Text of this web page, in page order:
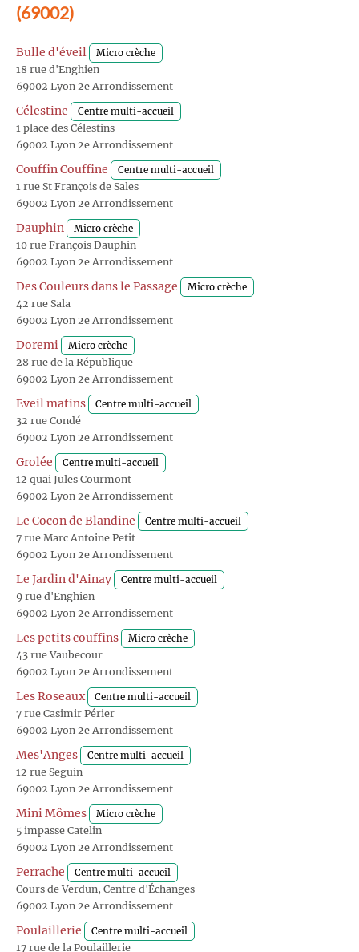
(69002)
Bulle d'éveil Micro crèche
18 rue d'Enghien
69002 Lyon 2e Arrondissement
Célestine Centre multi-accueil
1 place des Célestins
69002 Lyon 2e Arrondissement
Couffin Couffine Centre multi-accueil
1 rue St François de Sales
69002 Lyon 2e Arrondissement
Dauphin Micro crèche
10 rue François Dauphin
69002 Lyon 2e Arrondissement
Des Couleurs dans le Passage Micro crèche
42 rue Sala
69002 Lyon 2e Arrondissement
Doremi Micro crèche
28 rue de la République
69002 Lyon 2e Arrondissement
Eveil matins Centre multi-accueil
32 rue Condé
69002 Lyon 2e Arrondissement
Grolée Centre multi-accueil
12 quai Jules Courmont
69002 Lyon 2e Arrondissement
Le Cocon de Blandine Centre multi-accueil
7 rue Marc Antoine Petit
69002 Lyon 2e Arrondissement
Le Jardin d'Ainay Centre multi-accueil
9 rue d'Enghien
69002 Lyon 2e Arrondissement
Les petits couffins Micro crèche
43 rue Vaubecour
69002 Lyon 2e Arrondissement
Les Roseaux Centre multi-accueil
7 rue Casimir Périer
69002 Lyon 2e Arrondissement
Mes'Anges Centre multi-accueil
12 rue Seguin
69002 Lyon 2e Arrondissement
Mini Mômes Micro crèche
5 impasse Catelin
69002 Lyon 2e Arrondissement
Perrache Centre multi-accueil
Cours de Verdun, Centre d'Échanges
69002 Lyon 2e Arrondissement
Poulaillerie Centre multi-accueil
17 rue de la Poulaillerie